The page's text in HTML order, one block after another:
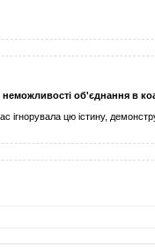
об'єднання в
ігнорувала цю істину,